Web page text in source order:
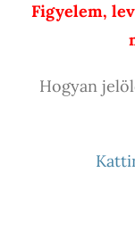
Figyelem,
Hogyan